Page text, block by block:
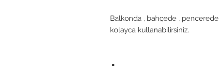
Balkonda , bahçede ,
kolayca kullanabilirsiniz.